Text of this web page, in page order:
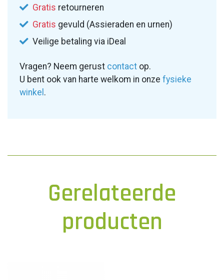
Gratis retourneren
Gratis gevuld (Assieraden en urnen)
Veilige betaling via iDeal
Vragen? Neem gerust contact op.
U bent ook van harte welkom in onze fysieke
winkel .
Gerelateerde
producten